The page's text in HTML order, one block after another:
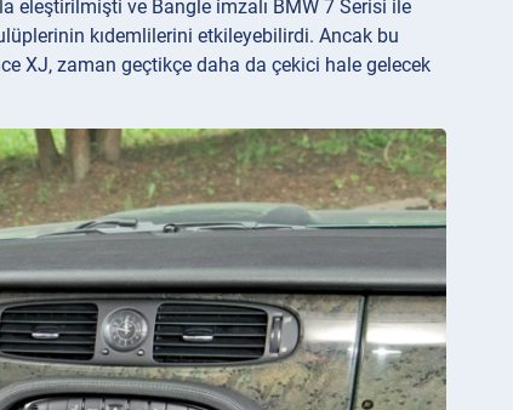
eleştirilmişti ve Bangle imzalı BMW 7 Serisi ile
kıdemlilerini etkileyebilirdi. Ancak bu
XJ, zaman geçtikçe daha da çekici hale gelecek